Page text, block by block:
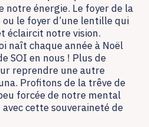
notre énergie. Le foyer de la
le foyer d’une lentille qui
éclaircit notre vision.
naît chaque année à Noël
SOI en nous ! Plus de
reprendre une autre
Profitons de la trêve de
forcée de notre mental
cette souveraineté de